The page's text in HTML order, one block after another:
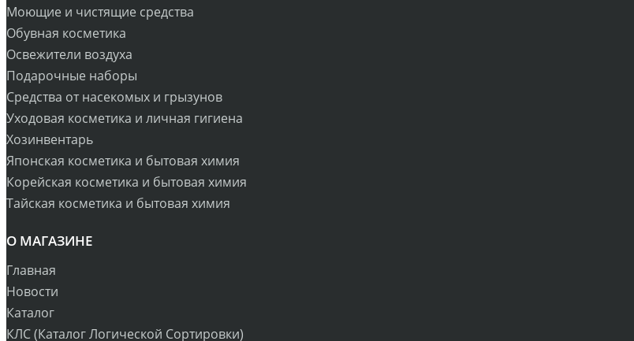
Моющие и чистящие средства
Обувная косметика
Освежители воздуха
Подарочные наборы
Средства от насекомых и грызунов
Уходовая косметика и личная гигиена
Хозинвентарь
Японская косметика и бытовая химия
Корейская косметика и бытовая химия
Тайская косметика и бытовая химия
О МАГАЗИНЕ
Главная
Новости
Каталог
КЛС (Каталог Логической Сортировки)